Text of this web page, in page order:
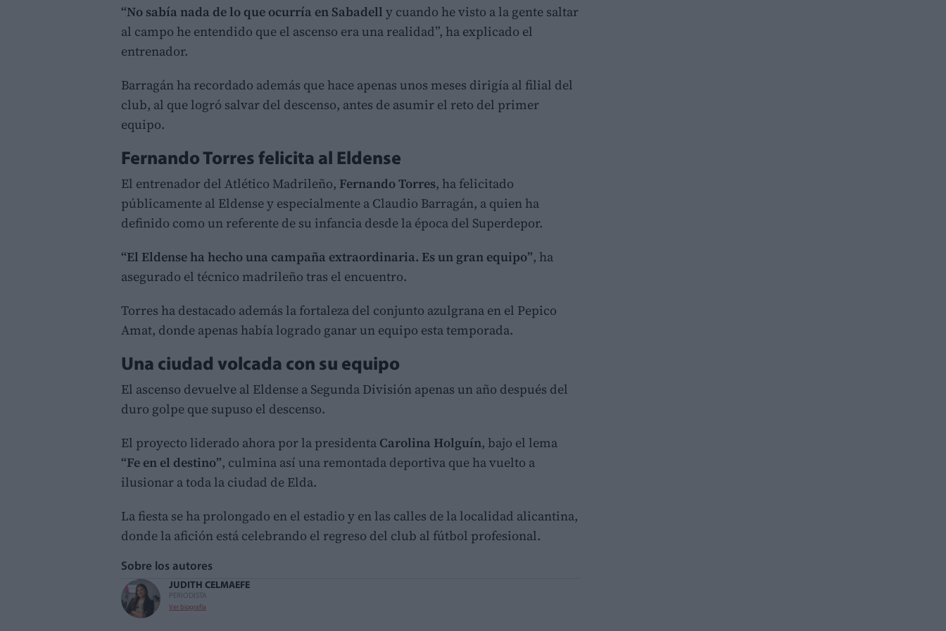
“No sabía nada de lo que ocurría en Sabadell y cuando he visto a la gente saltar
al campo he entendido que el ascenso era una realidad”, ha explicado el
entrenador.
Barragán ha recordado además que hace apenas unos meses dirigía al filial del
club, al que logró salvar del descenso, antes de asumir el reto del primer
equipo.
Fernando Torres felicita al Eldense
El entrenador del Atlético Madrileño, Fernando Torres, ha felicitado
públicamente al Eldense y especialmente a Claudio Barragán, a quien ha
definido como un referente de su infancia desde la época del Superdepor.
“El Eldense ha hecho una campaña extraordinaria. Es un gran equipo”, ha
asegurado el técnico madrileño tras el encuentro.
Torres ha destacado además la fortaleza del conjunto azulgrana en el Pepico
Amat, donde apenas había logrado ganar un equipo esta temporada.
Una ciudad volcada con su equipo
El ascenso devuelve al Eldense a Segunda División apenas un año después del
duro golpe que supuso el descenso.
El proyecto liderado ahora por la presidenta Carolina Holguín, bajo el lema
“Fe en el destino”, culmina así una remontada deportiva que ha vuelto a
ilusionar a toda la ciudad de Elda.
La fiesta se ha prolongado en el estadio y en las calles de la localidad alicantina,
donde la afición está celebrando el regreso del club al fútbol profesional.
Sobre los autores
JUDITH CELMA
PERIODISTA
Ver biografía
EFE